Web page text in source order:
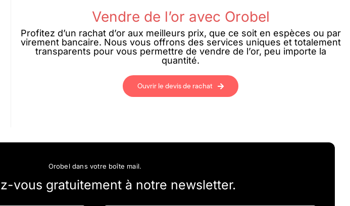
Vendre de l’or avec Orobel
Profitez d’un rachat d’or aux meilleurs prix, que ce soit en espèces ou par
virement bancaire. Nous vous offrons des services uniques et totalement
transparents pour vous permettre de vendre de l’or, peu importe la
quantité.
Ouvrir le devis de rachat
Orobel dans votre boîte mail.
vous gratuitement à notre newsletter.